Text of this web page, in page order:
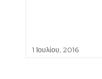
1 Ιουλίου, 2016